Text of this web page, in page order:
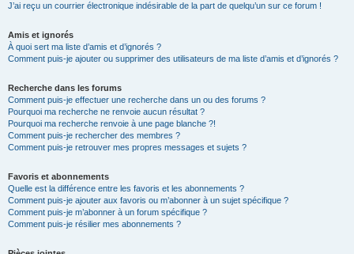
J’ai reçu un courrier électronique indésirable de la part de quelqu’un sur ce forum !
Amis et ignorés
À quoi sert ma liste d’amis et d’ignorés ?
Comment puis-je ajouter ou supprimer des utilisateurs de ma liste d’amis et d’ignorés ?
Recherche dans les forums
Comment puis-je effectuer une recherche dans un ou des forums ?
Pourquoi ma recherche ne renvoie aucun résultat ?
Pourquoi ma recherche renvoie à une page blanche ?!
Comment puis-je rechercher des membres ?
Comment puis-je retrouver mes propres messages et sujets ?
Favoris et abonnements
Quelle est la différence entre les favoris et les abonnements ?
Comment puis-je ajouter aux favoris ou m’abonner à un sujet spécifique ?
Comment puis-je m’abonner à un forum spécifique ?
Comment puis-je résilier mes abonnements ?